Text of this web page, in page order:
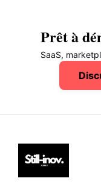
Prêt à
SaaS,